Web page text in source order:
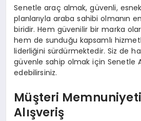
Senetle araç almak, güvenli,
planlarıyla araba sahibi olmanın
biridir. Hem güvenilir bir marka
hem de sunduğu kapsamlı
liderliğini sürdürmektedir. Siz de
güvenle sahip olmak için Senetle
edebilirsiniz.
Müşteri
Alışveriş